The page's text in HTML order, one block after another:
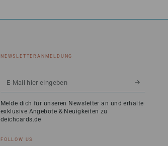
NEWSLETTERANMELDUNG
E-
Mail
hier
eingeben
Melde dich für unseren Newsletter an und erhalte
exklusive Angebote & Neuigkeiten zu
deichcards.de
FOLLOW US